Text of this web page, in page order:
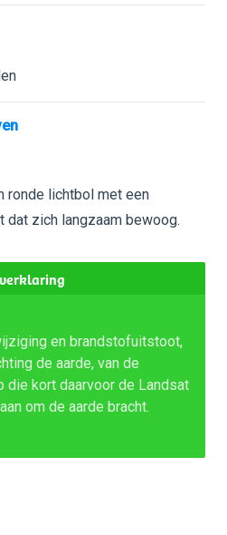
ronde lichtbol met een
dat zich langzaam bewoog.
en brandstofuitstoot,
de aarde, van de
die kort daarvoor de Landsat
om de aarde bracht.